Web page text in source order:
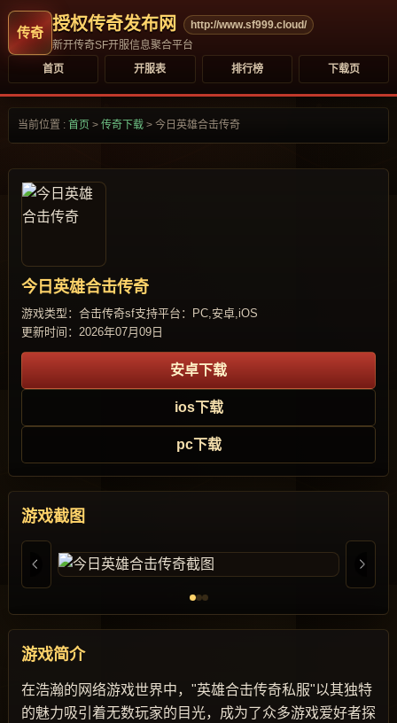
授权传奇发布网
http://www.sf999.cloud/
新开传奇SF开服信息聚合平台
首页
开服表 排行榜 下载页
当前位置 : 首页 > 传奇下载 > 今日英雄合击传奇
今日英雄合击传奇
游戏类型：合击传奇sf支持平台：PC,安卓,iOS
更新时间：2026年07月09日
安卓下载
ios下载
pc下载
游戏截图
游戏简介
在浩瀚的网络游戏世界中，"英雄合击传奇私服"以其独特
的魅力吸引着无数玩家的目光，成为了众多游戏爱好者探